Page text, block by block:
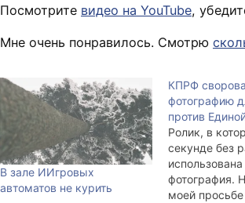
Посмотрите видео на YouTube,
Мне очень понравилось. Смотрю
В зале ИИгровых
автоматов не курить
КПРФ
фотографию
против
Ролик, в
секунде без
фотография.
моей